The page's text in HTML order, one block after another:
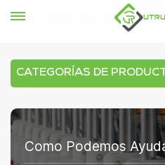
Tapa de la botella de spray
CATEGORÍAS DE
Como Podemos